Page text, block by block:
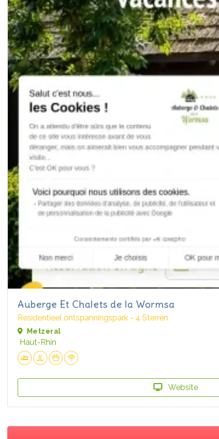
Auberge Et Chalets de la Wormsa
Residentieel ontspanningspark - 4 Sterren
Metzeral
Haut-Rhin
Website